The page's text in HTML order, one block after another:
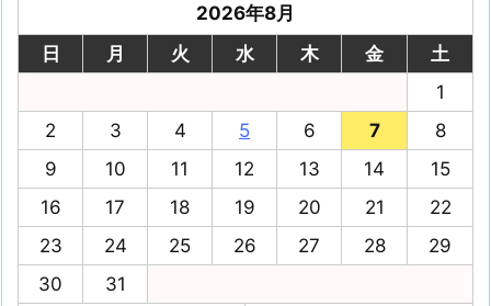
2026年8月
日
月 火 水 木 金
土
1
2
3 4 5 6 7
8
9
10 11 12 13 14
15
16
17 18 19 20 21
22
23
24 25 26 27 28
29
30
31